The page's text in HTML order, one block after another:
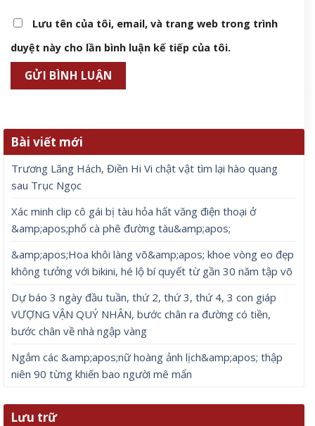
Lưu tên của tôi, email, và trang web trong trình
duyệt này cho lần bình luận kế tiếp của tôi.
Bài viết mới
Trương Lăng Hách, Điền Hi Vi chật vật tìm lại hào quang
sau Trục Ngọc
Xác minh clip cô gái bị tàu hỏa hất văng điện thoại ở
&amp;apos;phố cà phê đường tàu&amp;apos;
&amp;apos;Hoa khôi làng võ&amp;apos; khoe vòng eo đẹp
không tưởng với bikini, hé lộ bí quyết từ gần 30 năm tập võ
Dự báo 3 ngày đầu tuần, thứ 2, thứ 3, thứ 4, 3 con giáp
VƯỢNG VẬN QUÝ NHÂN, bước chân ra đường có tiền,
bước chân về nhà ngập vàng
Ngắm các &amp;apos;nữ hoàng ảnh lịch&amp;apos; thập
niên 90 từng khiến bao người mê mẩn
Lưu trữ